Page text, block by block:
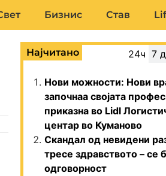
Бизнис Став
Најчитано 24ч 7
Нови можности: Нови
започнаа својата
приказна во Lidl
центар во Куманово
Скандал од невидени
тресе здравството – се
одговорност